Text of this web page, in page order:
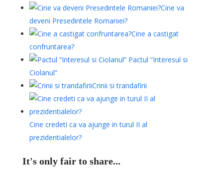
Cine va
deveni Presedintele Romaniei?
Cine a castigat
confruntarea?
Pactul “Interesul si
Ciolanul”
Crinii si trandafirii
Cine credeti ca va ajunge in turul II al
prezidentialelor?
It's only fair to share...